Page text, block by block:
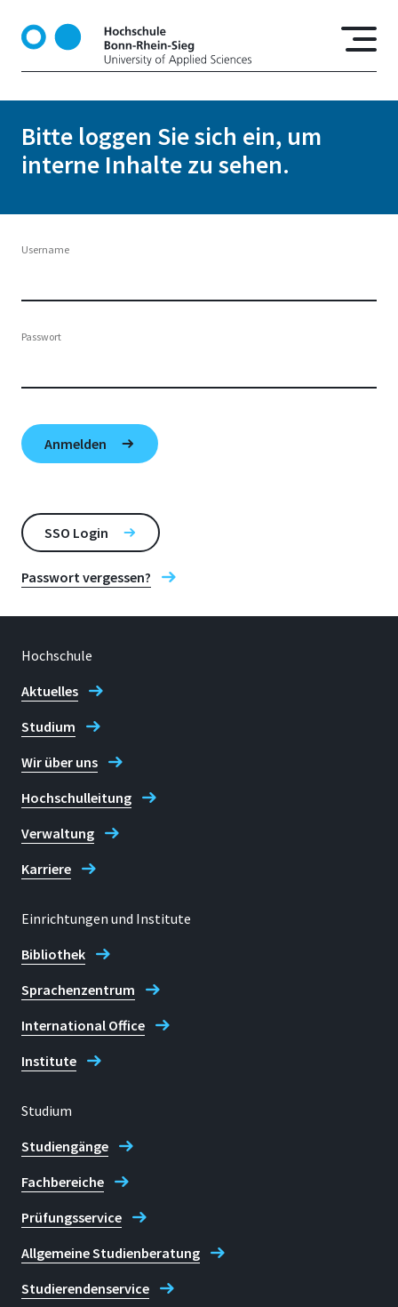
k
Bitte loggen Sie sich ein, um
interne Inhalte zu sehen.
Username
Passwort
SSO Login
Passwort vergessen?
Hochschule
Aktuelles
Studium
Wir über uns
Hochschulleitung
Verwaltung
Karriere
Einrichtungen und Institute
Bibliothek
Sprachenzentrum
International Office
Institute
Studium
Studiengänge
Fachbereiche
Prüfungsservice
Allgemeine Studienberatung
Studierendenservice